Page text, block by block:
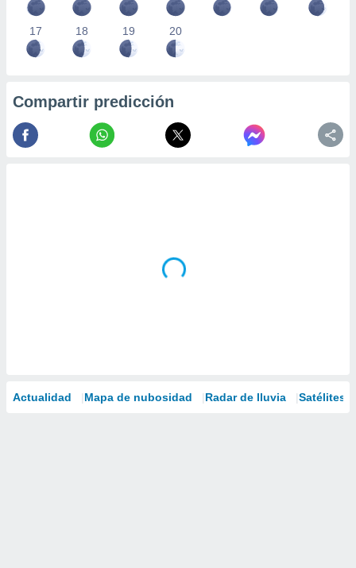
17 18 19 20
Compartir predicción
Actualidad Mapa de nubosidad Radar de lluvia Satélites